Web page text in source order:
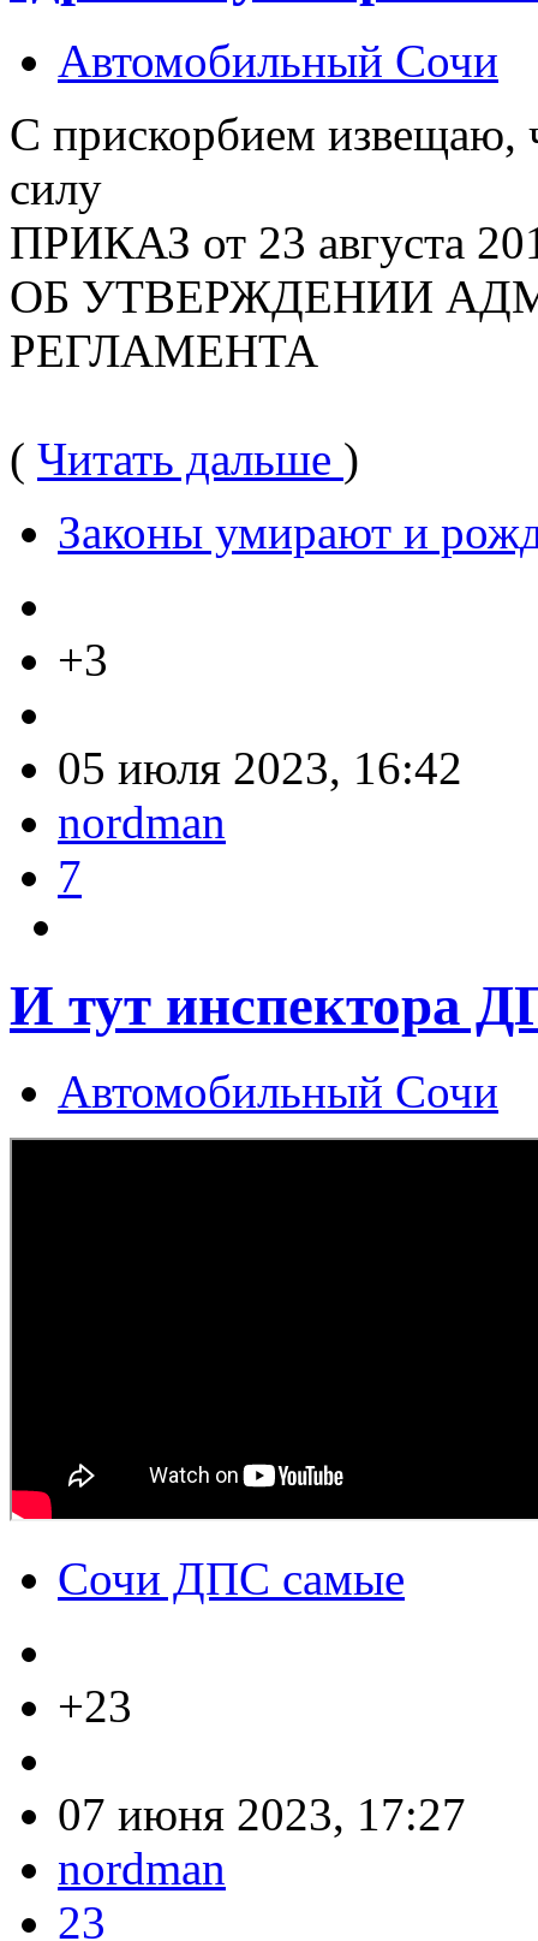
Автомобильный Сочи
С прискорбием извещаю,
силу
ПРИКАЗ от 23 августа
ОБ УТВЕРЖДЕНИИ
РЕГЛАМЕНТА
( Читать дальше )
Законы умирают и
+3
05 июля 2023, 16:42
nordman
7
И тут инспектора
Автомобильный Сочи
Сочи ДПС самые
+23
07 июня 2023, 17:27
nordman
23